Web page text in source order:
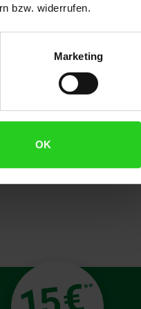
bzw. widerrufen.
Marketing
OK
Akkus bieten eine
des Ladegeräts abgestimmt.
von VARTA, um
€**